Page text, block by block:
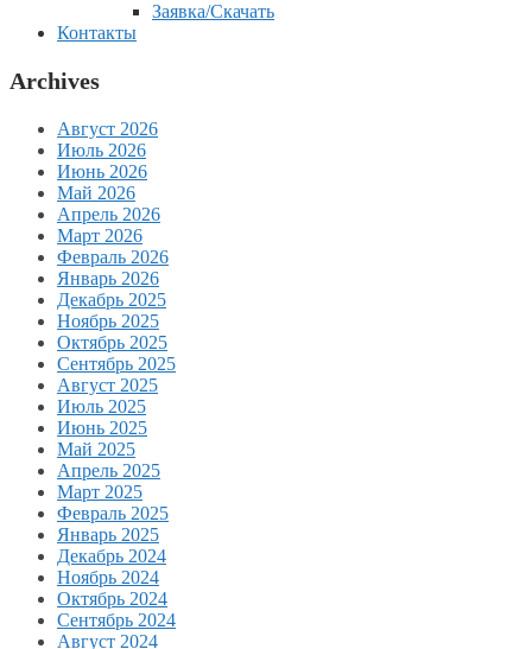
Заявка/Скачать
Контакты
Archives
Август 2026
Июль 2026
Июнь 2026
Май 2026
Апрель 2026
Март 2026
Февраль 2026
Январь 2026
Декабрь 2025
Ноябрь 2025
Октябрь 2025
Сентябрь 2025
Август 2025
Июль 2025
Июнь 2025
Май 2025
Апрель 2025
Март 2025
Февраль 2025
Январь 2025
Декабрь 2024
Ноябрь 2024
Октябрь 2024
Сентябрь 2024
Август 2024